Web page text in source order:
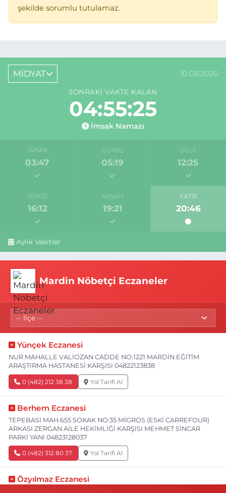
şekilde sorumlu tutulamaz.
MİDYAT 10.08.2026
SONRAKI VAKTE KALAN
04:55:25
İmsak Namazı
İMSAK
03:47
GÜNEŞ
05:19
ÖĞLE
12:25
İKINDI
16:12
AKŞAM
19:21
YATSI
20:46
Aylık Vakitler
Mardin Nöbetçi Eczaneler
Yünçek Eczanesi
NUR MAHALLE VALİOZAN CADDE NO:1221 MARDİN EĞİTİM
ARAŞTIRMA HASTANESİ KARŞISI 04822123838
0 (482) 212 38 38 Yol Tarifi Al
Berhem Eczanesi
TEPEBASI MAH.655 SOKAK NO:35 MİGROS (ESKİ CARREFOUR)
ARKASI ZERGAN AİLE HEKİMLİĞİ KARŞISI MEHMET SİNCAR
PARKI YANI 04823128037
0 (482) 312 80 37 Yol Tarifi Al
Özyılmaz Eczanesi